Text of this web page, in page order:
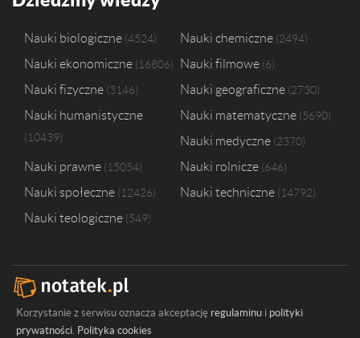
Nauki biologiczne 4524 Nauki chemiczne 2494
Nauki ekonomiczne 16806 Nauki filmowe 6
Nauki fizyczne 3146 Nauki geograficzne 2730
Nauki humanistyczne
10439
Nauki matematyczne 5690
Nauki medyczne 2370
Nauki prawne 15054 Nauki rolnicze 646
Nauki społeczne 12426 Nauki techniczne 14792
Nauki teologiczne 549
Korzystanie z serwisu oznacza akceptację regulaminu i polityki
prywatności. Polityka cookies